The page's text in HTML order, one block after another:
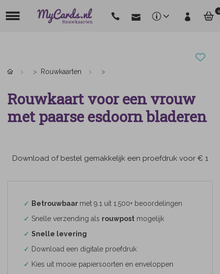
0
Rouwkaarten
Rouwkaart voor een vrouw
met paarse esdoorn bladeren
Download of bestel gemakkelijk een proefdruk voor € 1
✓ Betrouwbaar met 9.1 uit 1.500+ beoordelingen
✓ Snelle verzending als rouwpost mogelijk
✓ Snelle levering
✓ Download een digitale proefdruk
✓ Kies uit mooie papiersoorten en enveloppen